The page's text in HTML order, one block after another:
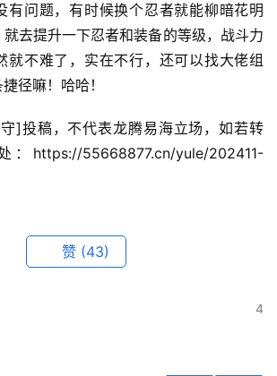
有问题，有时候换个忍者就能柳暗花明
去提升一下忍者和装备的等级，战斗力
就不难了，实在不行，还可以找大佬组
径嘛！哈哈！
]投稿，不代表龙腾易海立场，如若转
https://55668877.cn/yule/202411-
赞 (43)
4